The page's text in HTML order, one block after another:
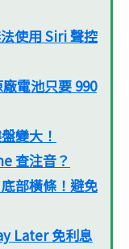
使用 Siri 聲控
電池只要 990
變大！
查注音？
部橫條！避免
Later 免利息